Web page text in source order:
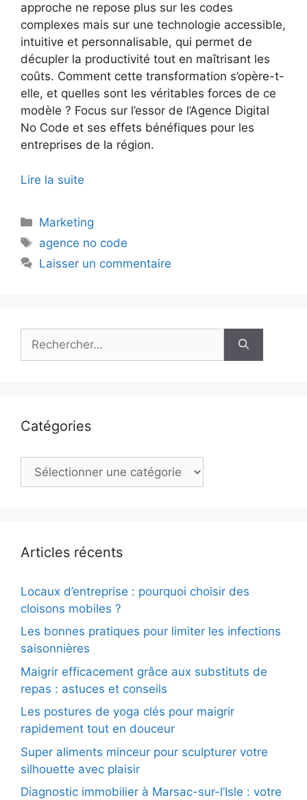
approche ne repose plus sur les codes
complexes mais sur une technologie accessible,
intuitive et personnalisable, qui permet de
décupler la productivité tout en maîtrisant les
coûts. Comment cette transformation s’opère-t-
elle, et quelles sont les véritables forces de ce
modèle ? Focus sur l’essor de l’Agence Digital
No Code et ses effets bénéfiques pour les
entreprises de la région.
Lire la suite
Catégories
Marketing
Étiquettes
agence no code
Laisser un commentaire
Catégories
Catégories
Articles récents
Locaux d’entreprise : pourquoi choisir des
cloisons mobiles ?
Les bonnes pratiques pour limiter les infections
saisonnières
Maigrir efficacement grâce aux substituts de
repas : astuces et conseils
Les postures de yoga clés pour maigrir
rapidement tout en douceur
Super aliments minceur pour sculpturer votre
silhouette avec plaisir
Diagnostic immobilier à Marsac-sur-l’Isle : votre